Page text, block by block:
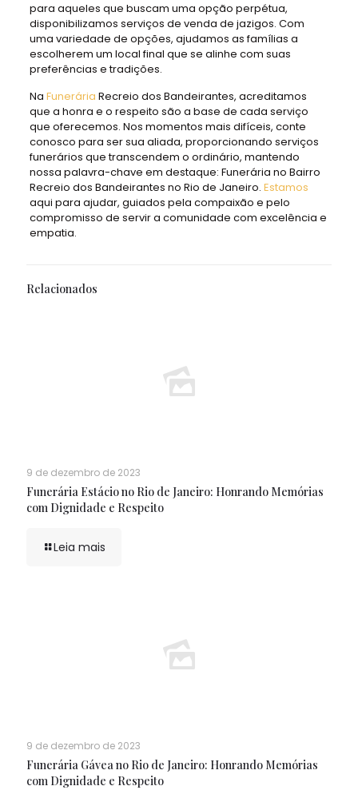
para aqueles que buscam uma opção perpétua,
disponibilizamos serviços de venda de jazigos. Com
uma variedade de opções, ajudamos as famílias a
escolherem um local final que se alinhe com suas
preferências e tradições.
Na Funerária Recreio dos Bandeirantes, acreditamos
que a honra e o respeito são a base de cada serviço
que oferecemos. Nos momentos mais difíceis, conte
conosco para ser sua aliada, proporcionando serviços
funerários que transcendem o ordinário, mantendo
nossa palavra-chave em destaque: Funerária no Bairro
Recreio dos Bandeirantes no Rio de Janeiro. Estamos
aqui para ajudar, guiados pela compaixão e pelo
compromisso de servir a comunidade com excelência e
empatia.
Relacionados
9 de dezembro de 2023
Funerária Estácio no Rio de Janeiro: Honrando Memórias
com Dignidade e Respeito
Leia mais
9 de dezembro de 2023
Funerária Gávea no Rio de Janeiro: Honrando Memórias
com Dignidade e Respeito